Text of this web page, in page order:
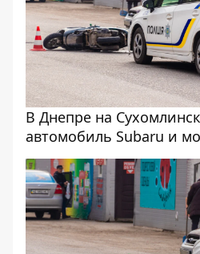
В Днепре на
автомобиль Subaru и